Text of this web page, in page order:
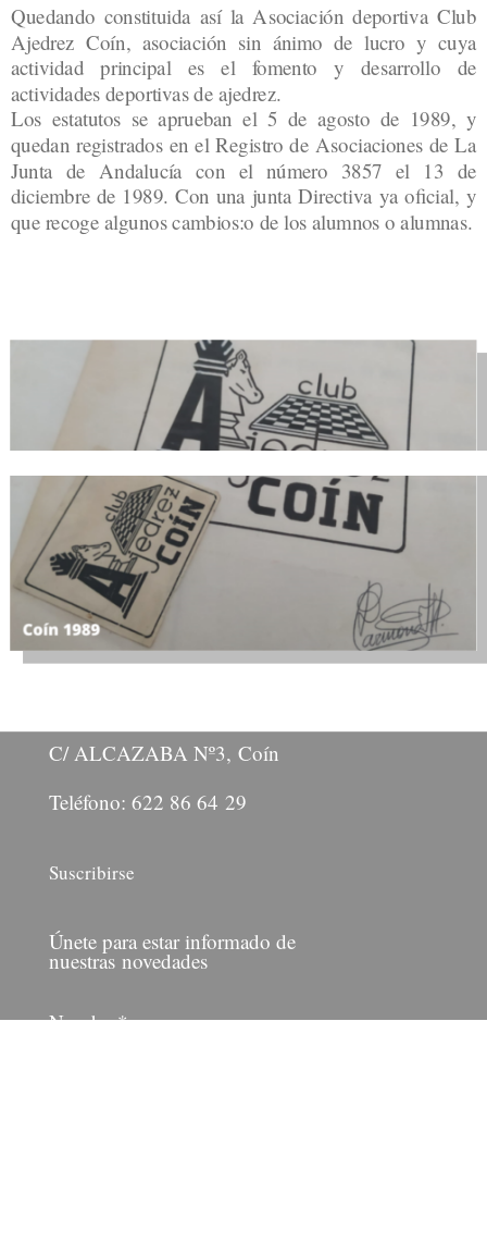
Quedando constituida así la Asociación deportiva Club
Ajedrez Coín, asociación sin ánimo de lucro y cuya
actividad principal es el fomento y desarrollo de
actividades deportivas de ajedrez.
Los estatutos se aprueban el 5 de agosto de 1989, y
quedan registrados en el Registro de Asociaciones de La
Junta de Andalucía con el número 3857 el 13 de
diciembre de 1989. Con una junta Directiva ya oficial, y
que recoge algunos cambios:o de los alumnos o alumnas.
Local de Juego
C/ ALCAZABA Nº3, Coín
Teléfono: 622 86 64 29
Suscribirse
Únete para estar informado de
nuestras novedades
Nombre*